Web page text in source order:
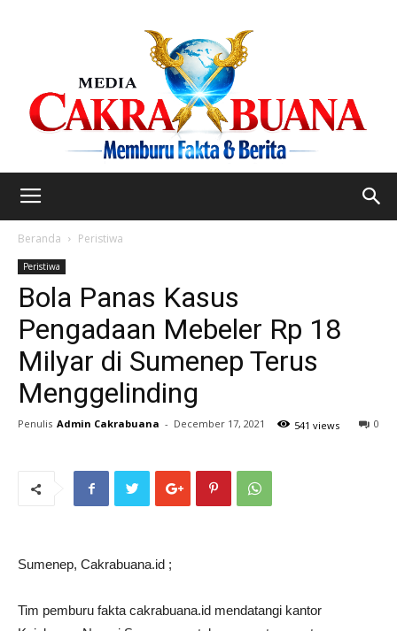
Beranda Peristiwa
Peristiwa
Bola Panas Kasus
Pengadaan Mebeler Rp 18
Milyar di Sumenep Terus
Menggelinding
Penulis Admin Cakrabuana - December 17, 2021 0
541 views
Sumenep, Cakrabuana.id ;
Tim pemburu fakta cakrabuana.id mendatangi kantor